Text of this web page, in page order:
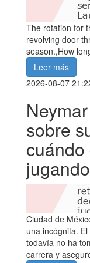
The rotation for
revolving door
season.,How
Leer más
2026-08-07
sobre
Ciudad de
una incógnita.
todavía no ha
carrera y